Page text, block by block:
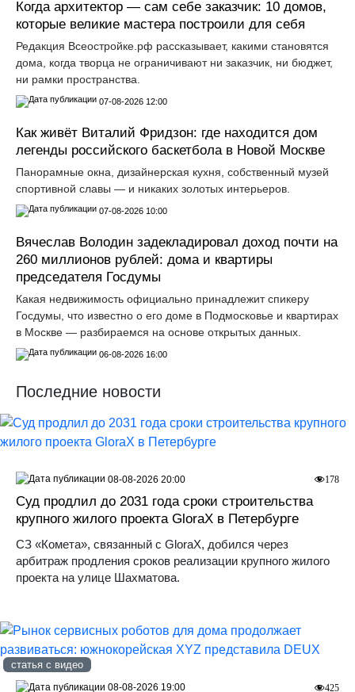
Когда архитектор — сам себе заказчик: 10 домов,
которые великие мастера построили для себя
Редакция Всеостройке.рф рассказывает, какими становятся
дома, когда творца не ограничивают ни заказчик, ни бюджет,
ни рамки пространства.
07-08-2026 12:00
Как живёт Виталий Фридзон: где находится дом
легенды российского баскетбола в Новой Москве
Панорамные окна, дизайнерская кухня, собственный музей
спортивной славы — и никаких золотых интерьеров.
07-08-2026 10:00
Вячеслав Володин задекладировал доход почти на
260 миллионов рублей: дома и квартиры
председателя Госдумы
Какая недвижимость официально принадлежит спикеру
Госдумы, что известно о его доме в Подмосковье и квартирах
в Москве — разбираемся на основе открытых данных.
06-08-2026 16:00
Последние новости
Суд продлил до 2031 года сроки строительства
крупного жилого проекта GloraX в Петербурге
СЗ «Комета», связанный с GloraX, добился через
арбитраж продления сроков реализации крупного жилого
проекта на улице Шахматова.
178
08-08-2026 20:00
статья с видео
425
08-08-2026 19:00